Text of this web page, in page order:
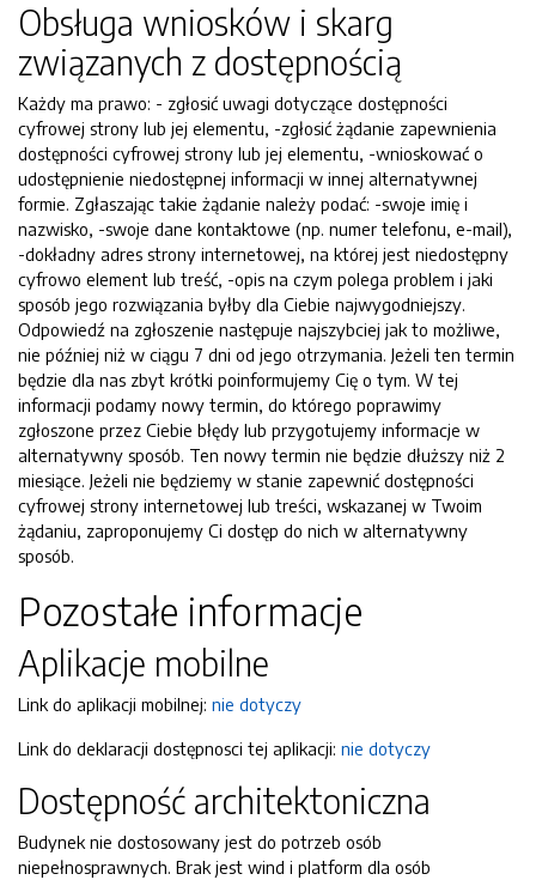
Obsługa wniosków i skarg
związanych z dostępnością
Każdy ma prawo: - zgłosić uwagi dotyczące dostępności
cyfrowej strony lub jej elementu, -zgłosić żądanie zapewnienia
dostępności cyfrowej strony lub jej elementu, -wnioskować o
udostępnienie niedostępnej informacji w innej alternatywnej
formie. Zgłaszając takie żądanie należy podać: -swoje imię i
nazwisko, -swoje dane kontaktowe (np. numer telefonu, e-mail),
-dokładny adres strony internetowej, na której jest niedostępny
cyfrowo element lub treść, -opis na czym polega problem i jaki
sposób jego rozwiązania byłby dla Ciebie najwygodniejszy.
Odpowiedź na zgłoszenie następuje najszybciej jak to możliwe,
nie później niż w ciągu 7 dni od jego otrzymania. Jeżeli ten termin
będzie dla nas zbyt krótki poinformujemy Cię o tym. W tej
informacji podamy nowy termin, do którego poprawimy
zgłoszone przez Ciebie błędy lub przygotujemy informacje w
alternatywny sposób. Ten nowy termin nie będzie dłuższy niż 2
miesiące. Jeżeli nie będziemy w stanie zapewnić dostępności
cyfrowej strony internetowej lub treści, wskazanej w Twoim
żądaniu, zaproponujemy Ci dostęp do nich w alternatywny
sposób.
Pozostałe informacje
Aplikacje mobilne
Link do aplikacji mobilnej: nie dotyczy
Link do deklaracji dostępnosci tej aplikacji: nie dotyczy
Dostępność architektoniczna
Budynek nie dostosowany jest do potrzeb osób
niepełnosprawnych. Brak jest wind i platform dla osób